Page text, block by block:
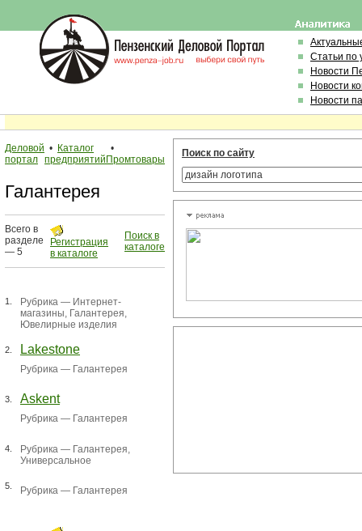
Статьи по
Новости
Новости
Новости
Деловой
портал
• Каталог
предприятий
•
Промтовары
Галантерея
Всего в
разделе
— 5
Регистрация
в каталоге
Поиск в
каталоге
1. Рубрика — Интернет-
магазины, Галантерея,
Ювелирные изделия
2. Lakestone
Рубрика — Галантерея
3. Askent
Рубрика — Галантерея
4. Рубрика — Галантерея,
Универсальное
5. Рубрика — Галантерея
Поиск по сайту